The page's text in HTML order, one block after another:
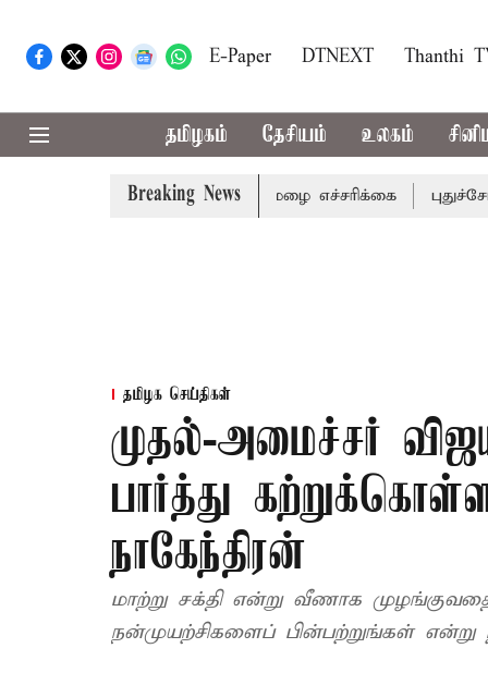
E-Paper DTNEXT Thanthi
தமிழகம் தேசியம் உலகம்
Breaking News
மாவட்டங்களுக்கு கன மழை எச்சரிக்கை புதுச்சேரி
தமிழக செய்திகள்
முதல்-அமைச்சர்
பார்த்து
நாகேந்திரன்
மாற்று சக்தி என்று வீணாக
நன்முயற்சிகளைப் பின்பற்றுங்கள் என்று